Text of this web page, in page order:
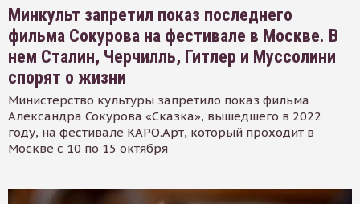
Минкульт запретил показ последнего
фильма Сокурова на фестивале в Москве. В
нем Сталин, Черчилль, Гитлер и Муссолини
спорят о жизни
Министерство культуры запретило показ фильма
Александра Сокурова «Сказка», вышедшего в 2022
году, на фестивале КАРО.Арт, который проходит в
Москве с 10 по 15 октября